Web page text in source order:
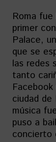
Roma
primer
Palace,
que se
las redes
tanto
ciudad
música
puso a
concierto